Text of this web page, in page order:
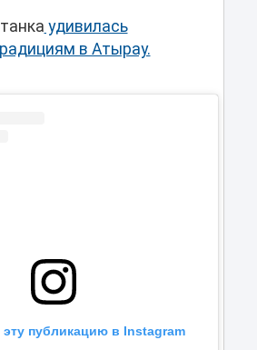
удивилась
в Атырау.
публикацию в Instagram